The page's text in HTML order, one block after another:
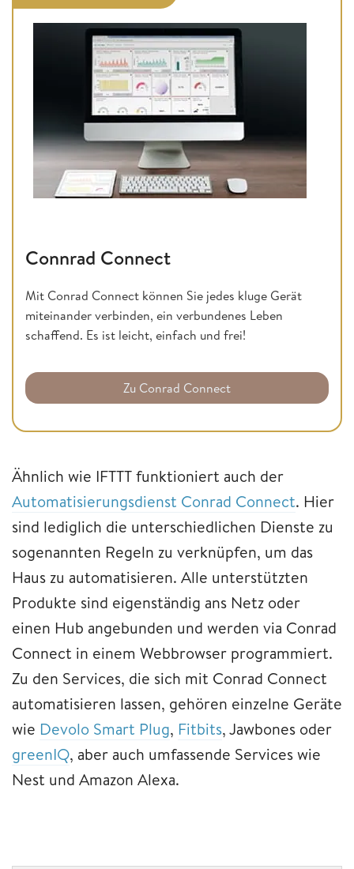
Connrad Connect
Mit Conrad Connect können Sie jedes kluge Gerät
miteinander verbinden, ein verbundenes Leben
schaffend. Es ist leicht, einfach und frei!
Zu Conrad Connect
Ähnlich wie IFTTT funktioniert auch der
Automatisierungsdienst Conrad Connect. Hier
sind lediglich die unterschiedlichen Dienste zu
sogenannten Regeln zu verknüpfen, um das
Haus zu automatisieren. Alle unterstützten
Produkte sind eigenständig ans Netz oder
einen Hub angebunden und werden via Conrad
Connect in einem Webbrowser programmiert.
Zu den Services, die sich mit Conrad Connect
automatisieren lassen, gehören einzelne Geräte
wie Devolo Smart Plug, Fitbits, Jawbones oder
greenIQ, aber auch umfassende Services wie
Nest und Amazon Alexa.